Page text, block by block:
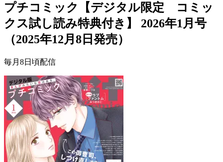
プチコミック【デジタル限定 コミッ
クス試し読み特典付き】 2026年1月号
（2025年12月8日発売）
毎月8日頃配信